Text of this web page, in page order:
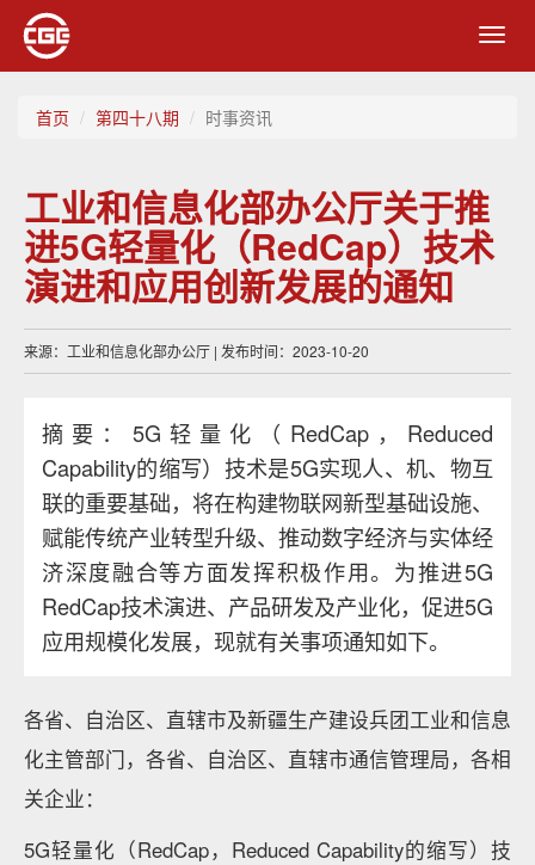
首页 第四十八期 时事资讯
工业和信息化部办公厅关于推
进5G轻量化（RedCap）技术
演进和应用创新发展的通知
来源：工业和信息化部办公厅 | 发布时间：2023-10-20
摘要：5G轻量化（RedCap，Reduced
Capability的缩写）技术是5G实现人、机、物互
联的重要基础，将在构建物联网新型基础设施、
赋能传统产业转型升级、推动数字经济与实体经
济深度融合等方面发挥积极作用。为推进5G
RedCap技术演进、产品研发及产业化，促进5G
应用规模化发展，现就有关事项通知如下。
各省、自治区、直辖市及新疆生产建设兵团工业和信息
化主管部门，各省、自治区、直辖市通信管理局，各相
关企业：
5G轻量化（RedCap，Reduced Capability的缩写）技